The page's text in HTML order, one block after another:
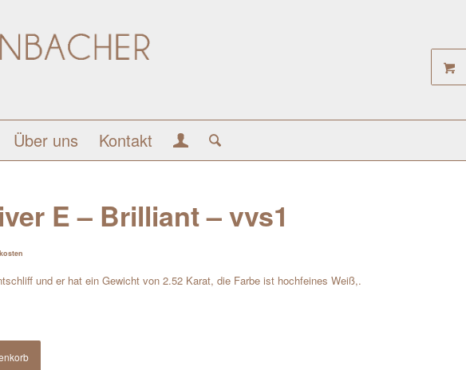
Über uns Kontakt
E – Brilliant – vvs1
und er hat ein Gewicht von 2.52 Karat, die Farbe ist hochfeines Weiß,.